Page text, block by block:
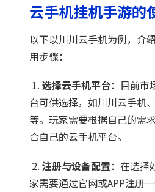
云手机挂机手游的
以下以川川云手机为例，介
用步骤：
1. 选择云手机平台：目前市
台可供选择，如川川云手机
等。玩家需要根据自己的需
合自己的云手机平台。
2. 注册与设备配置：在选择
家需要通过官网或APP注册